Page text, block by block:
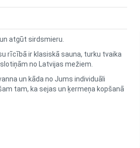
atgūt sirdsmieru.
rīcībā ir klasiskā sauna, turku tvaika
no Latvijas mežiem.
un kāda no Jums individuāli
tam, ka sejas un ķermeņa kopšanā